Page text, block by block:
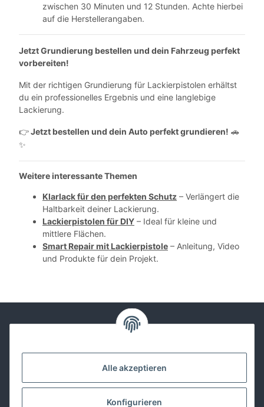
Alle akzeptieren
Konfigurieren
zwischen 30 Minuten und 12 Stunden. Achte hierbei
auf die Herstellerangaben.
Jetzt Grundierung bestellen und dein Fahrzeug perfekt
vorbereiten!
Mit der richtigen Grundierung für Lackierpistolen erhältst
du ein professionelles Ergebnis und eine langlebige
Lackierung.
👉 Jetzt bestellen und dein Auto perfekt grundieren! 🚗
✨
Weitere interessante Themen
Klarlack für den perfekten Schutz – Verlängert die
Haltbarkeit deiner Lackierung.
Lackierpistolen für DIY – Ideal für kleine und
mittlere Flächen.
Smart Repair mit Lackierpistole – Anleitung, Video
und Produkte für dein Projekt.